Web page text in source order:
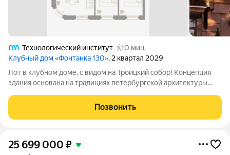
Технологический институт
10 мин.
Клубный дом «Фонтанка 130», 2 квартал 2029
Лот в клубном доме, с видом на Троицкий собор! Концепция
здания основана на традициях петербургской архитектуры
фасадов использованы архитектурный бетон нескольких
оттенков, рустовка и
Позвонить
25 699 000 ₽